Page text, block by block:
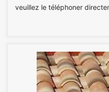
veuillez le téléphoner